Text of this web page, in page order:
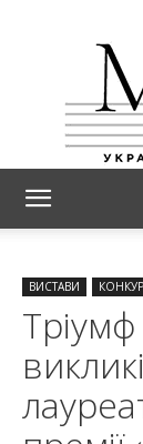
ВИСТАВИ